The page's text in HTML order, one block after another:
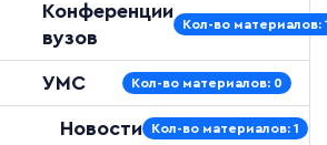
Конференции
вузов
Кол-во материалов:
УМС Кол-во материалов: 0
Новости Кол-во материалов: 1